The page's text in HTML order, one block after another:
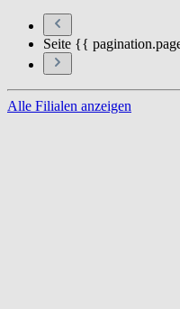
Seite {{
Alle Filialen anzeigen